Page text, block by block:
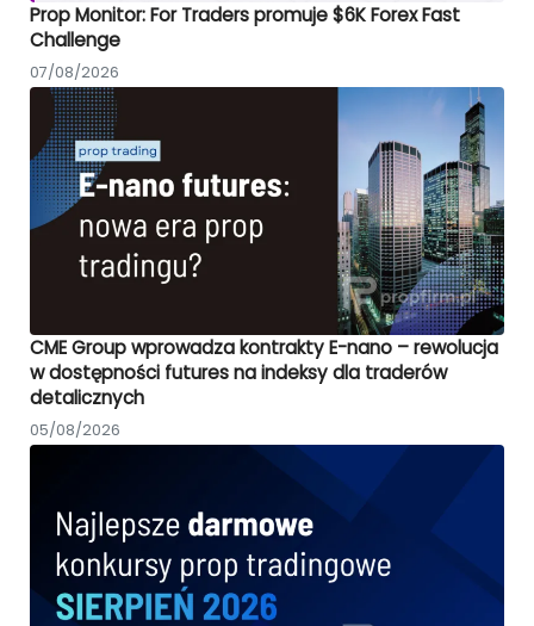
Prop Monitor: For Traders promuje $6K Forex Fast
Challenge
07/08/2026
CME Group wprowadza kontrakty E-nano – rewolucja
w dostępności futures na indeksy dla traderów
detalicznych
05/08/2026